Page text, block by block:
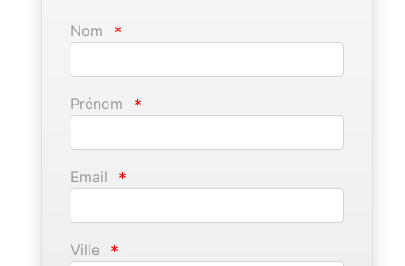
Nom *
Prénom *
Email *
Ville *